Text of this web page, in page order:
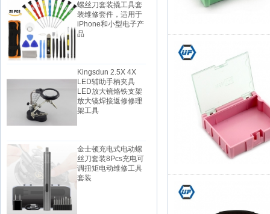
装维修套件，适用于
iPhone和小型电子产
品
Kingsdun 2.5X 4X
LED辅助手柄夹具
LED放大镜烙铁支架
放大镜焊接返修修理
架工具
金士顿充电式电动螺
丝刀套装8Pcs充电可
调扭矩电动维修工具
套装